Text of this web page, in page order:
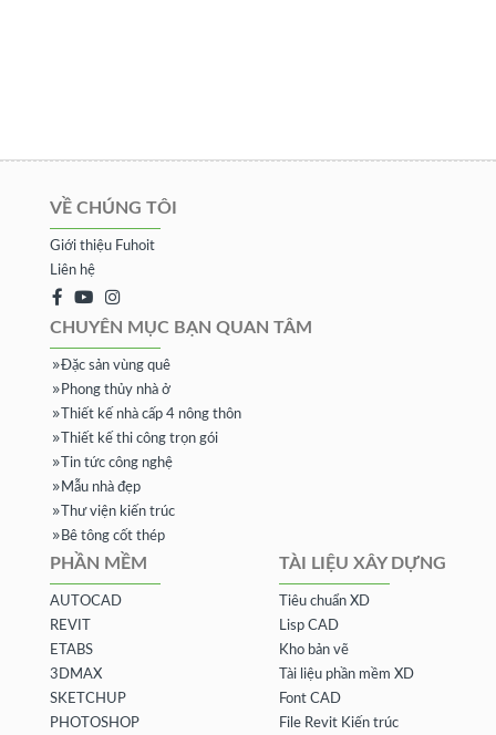
VỀ CHÚNG TÔI
Giới thiệu Fuhoit
Liên hệ
CHUYÊN MỤC BẠN QUAN TÂM
Đặc sản vùng quê
Phong thủy nhà ở
Thiết kế nhà cấp 4 nông thôn
Thiết kế thi công trọn gói
Tin tức công nghệ
Mẫu nhà đẹp
Thư viện kiến trúc
Bê tông cốt thép
PHẦN MỀM
AUTOCAD
REVIT
ETABS
3DMAX
SKETCHUP
PHOTOSHOP
TÀI LIỆU XÂY DỰNG
Tiêu chuẩn XD
Lisp CAD
Kho bản vẽ
Tài liệu phần mềm XD
Font CAD
File Revit Kiến trúc